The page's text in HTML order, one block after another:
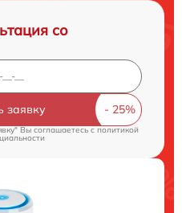
со
заявку
Вы соглашаетесь cполитикой